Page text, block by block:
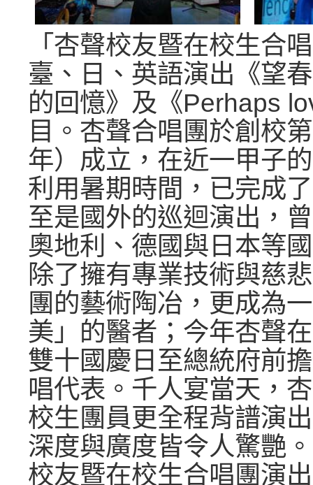
「杏聲校友暨在校生合
臺、日、英語演出《望
的回憶》及《Perhaps
目。杏聲合唱團於創校
年）成立，在近一甲子
利用暑期時間，已完成
至是國外的巡迴演出，
奧地利、德國與日本等
除了擁有專業技術與慈
團的藝術陶冶，更成為
美」的醫者；今年杏聲
雙十國慶日至總統府前
唱代表。千人宴當天，
校生團員更全程背譜演
深度與廣度皆令人驚艷
校友暨在校生合唱團演